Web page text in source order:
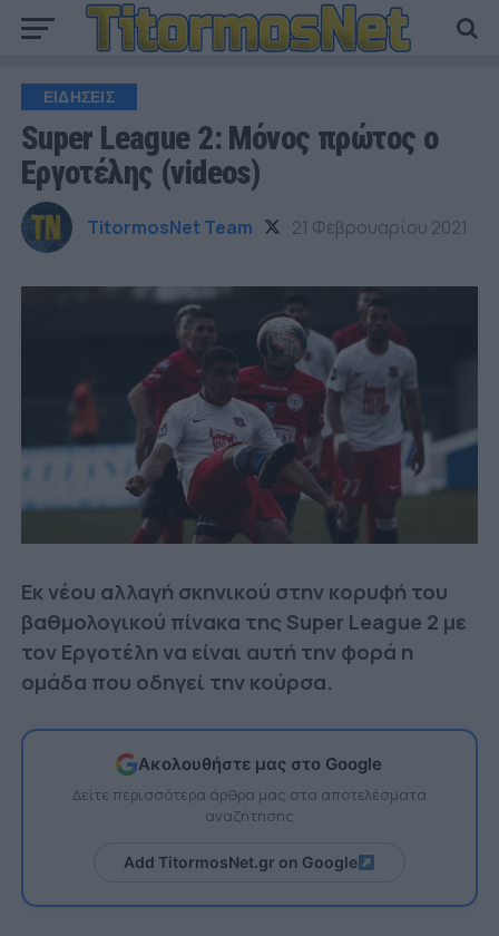
ΕΙΔΗΣΕΙΣ
Super League 2: Μόνος πρώτος ο
Εργοτέλης (videos)
TitormosNet Team 21 Φεβρουαρίου 2021
Εκ νέου αλλαγή σκηνικού στην κορυφή του
βαθμολογικού πίνακα της Super League 2 με
τον Εργοτέλη να είναι αυτή την φορά η
ομάδα που οδηγεί την κούρσα.
Ακολουθήστε μας στο Google
Δείτε περισσότερα άρθρα μας στα αποτελέσματα
αναζήτησης
Add TitormosNet.gr on Google